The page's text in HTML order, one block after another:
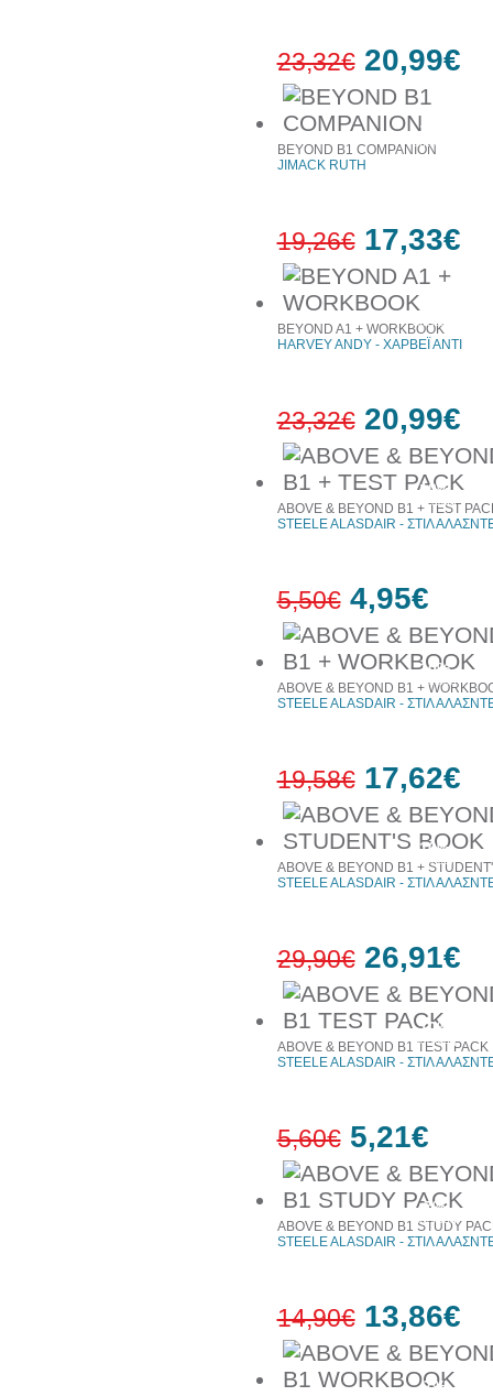
10%
έκπτωση
23,32€ 20,99€
10%
έκπτωση
BEYOND B1 COMPANION
JIMACK RUTH
19,26€ 17,33€
10%
έκπτωση
BEYOND A1 + WORKBOOK
HARVEY ANDY - ΧΑΡΒΕΪ ΑΝΤΙ
23,32€ 20,99€
10%
έκπτωση
ABOVE & BEYOND B1 + TEST
STEELE ALASDAIR - ΣΤΙΛ
5,50€ 4,95€
10%
έκπτωση
ABOVE & BEYOND B1 +
STEELE ALASDAIR - ΣΤΙΛ
19,58€ 17,62€
10%
έκπτωση
ABOVE & BEYOND B1 +
STEELE ALASDAIR - ΣΤΙΛ
29,90€ 26,91€
7%
έκπτωση
ABOVE & BEYOND B1 TEST PACK
STEELE ALASDAIR - ΣΤΙΛ
5,60€ 5,21€
7%
ABOVE & BEYOND B1 STUDY
STEELE ALASDAIR - ΣΤΙΛ
14,90€ 13,86€